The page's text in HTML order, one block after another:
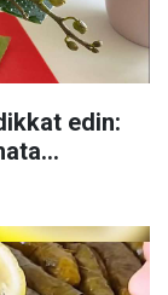
edin: